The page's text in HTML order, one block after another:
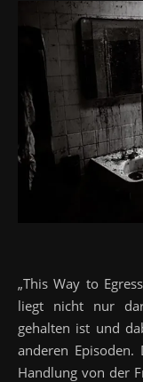
„This Way to
liegt nicht nur
gehalten ist und
anderen
Handlung von der